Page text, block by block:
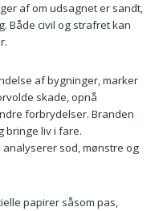
af om udsagnet er sandt,
Både civil og strafret kan
af bygninger, marker
skade, opnå
forbrydelser. Branden
bringe liv i fare.
sod, mønstre og
papirer såsom pas,